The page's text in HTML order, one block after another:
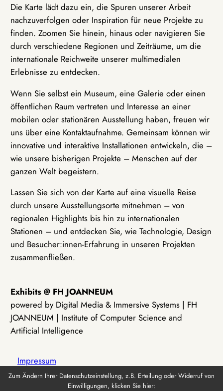
Die Karte lädt dazu ein, die Spuren unserer Arbeit
nachzuverfolgen oder Inspiration für neue Projekte zu
finden. Zoomen Sie hinein, hinaus oder navigieren Sie
durch verschiedene Regionen und Zeiträume, um die
internationale Reichweite unserer multimedialen
Erlebnisse zu entdecken.
Wenn Sie selbst ein Museum, eine Galerie oder einen
öffentlichen Raum vertreten und Interesse an einer
mobilen oder stationären Ausstellung haben, freuen wir
uns über eine Kontaktaufnahme. Gemeinsam können wir
innovative und interaktive Installationen entwickeln, die –
wie unsere bisherigen Projekte – Menschen auf der
ganzen Welt begeistern.
Lassen Sie sich von der Karte auf eine visuelle Reise
durch unsere Ausstellungsorte mitnehmen – von
regionalen Highlights bis hin zu internationalen
Stationen – und entdecken Sie, wie Technologie, Design
und Besucher:innen-Erfahrung in unseren Projekten
zusammenfließen.
Exhibits @ FH JOANNEUM
powered by Digital Media & Immersive Systems | FH
JOANNEUM | Institute of Computer Science and
Artificial Intelligence
Impressum
Zum Ändern Ihrer Datenschutzeinstellung, z.B. Erteilung oder Widerruf von
Einwilligungen, klicken Sie hier: